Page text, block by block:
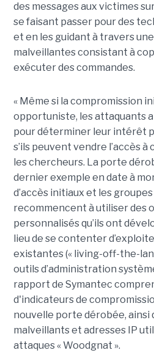
des messages aux victimes
se faisant passer pour des
et en les guidant à travers
malveillantes consistant à
exécuter des commandes.
« Même si la compromission
opportuniste, les attaquants
pour déterminer leur intérêt
s’ils peuvent vendre l’accès
les chercheurs. La porte
dernier exemple en date à
d’accès initiaux et les
recommencent à utiliser des
personnalisés qu’ils ont
lieu de se contenter
existantes (« living-off-the-
outils d’administration
rapport de Symantec
d'indicateurs de
nouvelle porte dérobée, ainsi
malveillants et adresses IP
attaques « Woodgnat ».